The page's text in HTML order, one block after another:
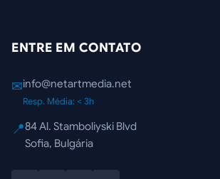
ENTRE EM CONTATO
✉info@netartmedia.net
Resp. Média: < 3h
📍84 Al. Stamboliyski Blvd
Sofia, Bulgária